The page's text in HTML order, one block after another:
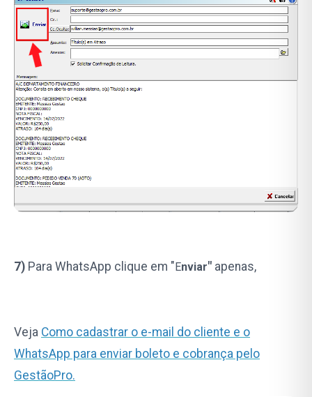
7) Para WhatsApp clique em "Enviar" apenas,
Veja Como cadastrar o e-mail do cliente e o
WhatsApp para enviar boleto e cobrança pelo
GestãoPro.